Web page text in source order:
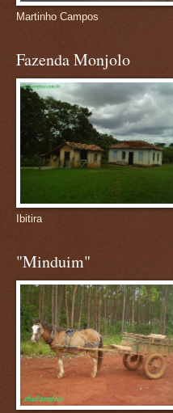
Martinho Campos
Fazenda Monjolo
Ibitira
"Minduim"